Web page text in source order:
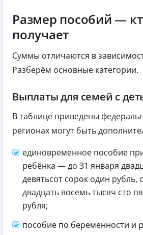
Размер пособий —
получает
Суммы отличаются в
Разберём основные категории.
Выплаты для семей с
В таблице приведены
регионах могут быть
единовременное пособие
ребёнка — до 31 января
девятьсот сорок один рубль,
двадцать восемь тысяч сто
рубля;
пособие по беременности и